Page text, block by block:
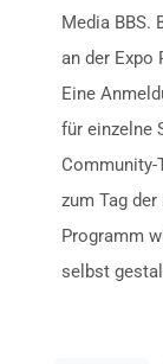
Media BBS.
an der Expo
Eine
für einzelne
Community-
zum Tag
Programm
selbst